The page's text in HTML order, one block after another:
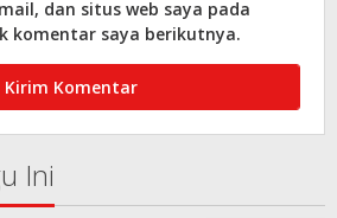
dan situs web saya pada
komentar saya berikutnya.
Ini